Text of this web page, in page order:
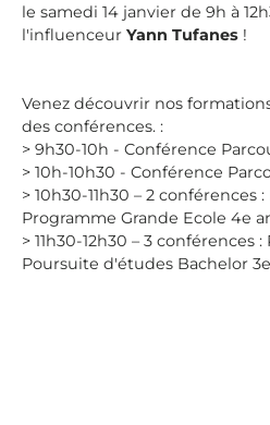
le samedi 14 janvier de 9h à
l'influenceur Yann Tufanes !​
Venez découvrir nos
des conférences. :
> 9h30-10h - Conférence
> 10h-10h30 - Conférence
> 10h30-11h30 – 2
Programme Grande Ecole 4e
> 11h30-12h30 – 3
Poursuite d'études Bachelor